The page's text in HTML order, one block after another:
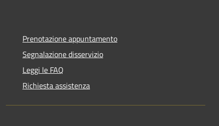
Prenotazione appuntamento
Segnalazione disservizio
Leggi le FAQ
Richiesta assistenza